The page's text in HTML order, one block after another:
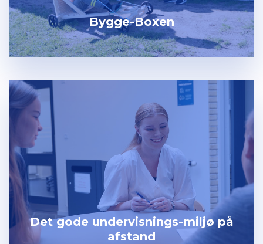
Bygge-Boxen
Det gode undervisnings-miljø på
afstand